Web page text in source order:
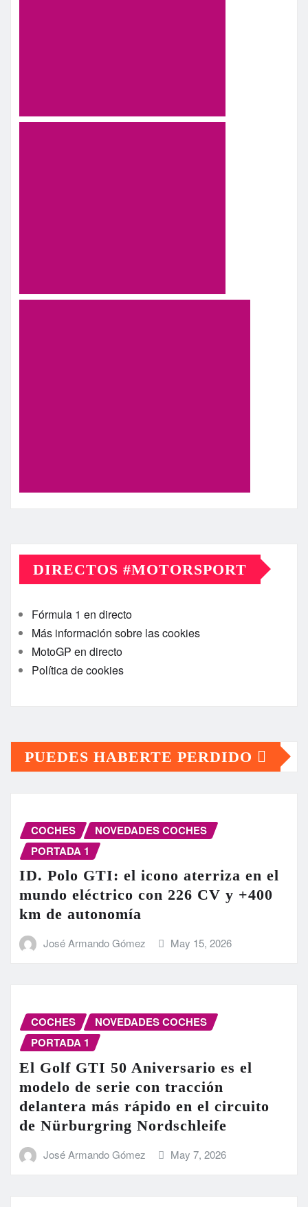
DIRECTOS #MOTORSPORT
Fórmula 1 en directo
Más información sobre las cookies
MotoGP en directo
Política de cookies
PUEDES HABERTE PERDIDO
COCHES
NOVEDADES COCHES
PORTADA 1
ID. Polo GTI: el icono aterriza en el
mundo eléctrico con 226 CV y +400
km de autonomía
José Armando Gómez May 15, 2026
COCHES
NOVEDADES COCHES
PORTADA 1
El Golf GTI 50 Aniversario es el
modelo de serie con tracción
delantera más rápido en el circuito
de Nürburgring Nordschleife
José Armando Gómez May 7, 2026